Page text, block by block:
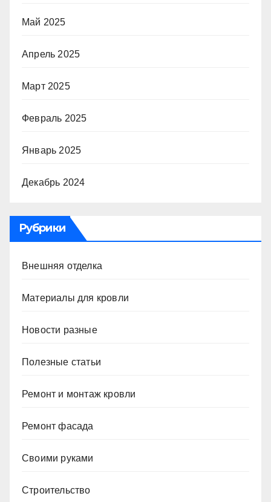
Май 2025
Апрель 2025
Март 2025
Февраль 2025
Январь 2025
Декабрь 2024
Рубрики
Внешняя отделка
Материалы для кровли
Новости разные
Полезные статьи
Ремонт и монтаж кровли
Ремонт фасада
Своими руками
Строительство